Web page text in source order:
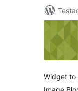
Widget to
Image